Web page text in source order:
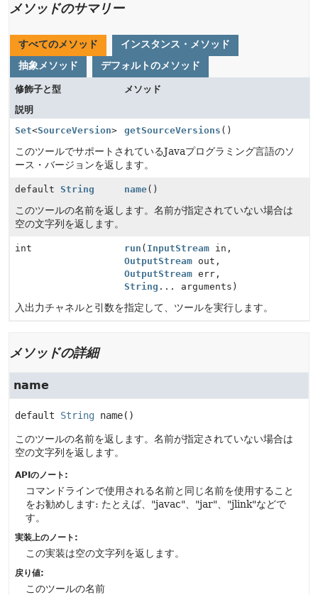
メソッドのサマリー
すべてのメソッド
インスタンス・メソッド
抽象メソッド
デフォルトのメソッド
修飾子と型
メソッド
説明
Set<SourceVersion> getSourceVersions ()
このツールでサポートされているJavaプログラミング言語のソ
ース・バージョンを返します。
default String name()
このツールの名前を返します。名前が指定されていない場合は
空の文字列を返します。
int run ( InputStream in,
OutputStream out,
OutputStream err,
String ... arguments)
入出力チャネルと引数を指定して、ツールを実行します。
メソッドの詳細
name
default String name()
このツールの名前を返します。名前が指定されていない場合は
空の文字列を返します。
APIのノート:
コマンドラインで使用される名前と同じ名前を使用すること
をお勧めします: たとえば、"javac"、"jar"、"jlink"などで
す。
実装上のノート:
この実装は空の文字列を返します。
戻り値:
このツールの名前